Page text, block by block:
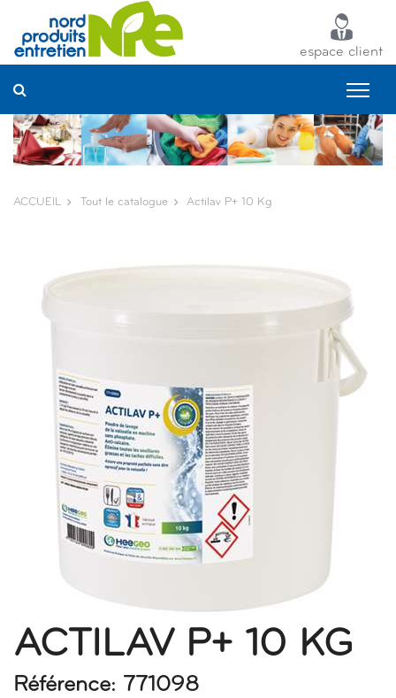
espace client
ACCUEIL Tout le catalogue Actilav P+ 10 Kg
ACTILAV P+ 10 KG
Référence: 771098
Panneau de gestion des cookies